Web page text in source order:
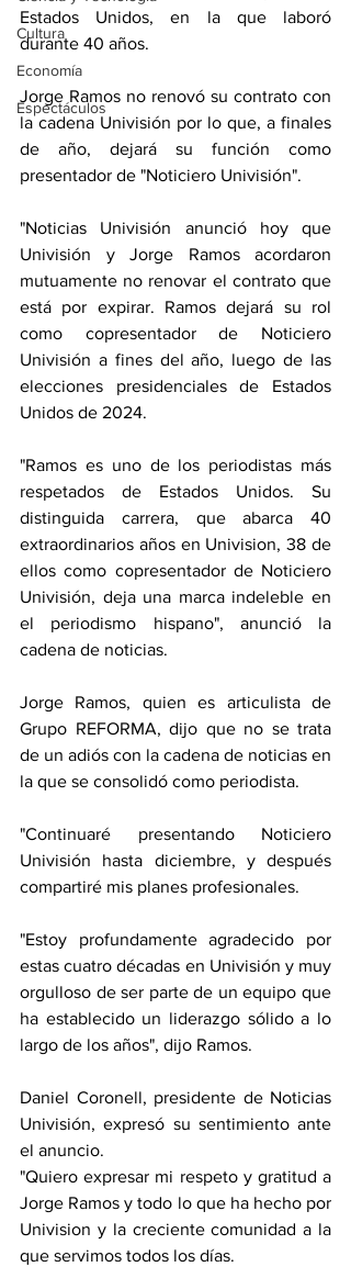
Cultura
Economía
Espectáculos
Estados Unidos, en la que laboró
durante 40 años.
Jorge Ramos no renovó su contrato con
la cadena Univisión por lo que, a finales
de año, dejará su función como
presentador de "Noticiero Univisión".
"Noticias Univisión anunció hoy que
Univisión y Jorge Ramos acordaron
mutuamente no renovar el contrato que
está por expirar. Ramos dejará su rol
como copresentador de Noticiero
Univisión a fines del año, luego de las
elecciones presidenciales de Estados
Unidos de 2024.
"Ramos es uno de los periodistas más
respetados de Estados Unidos. Su
distinguida carrera, que abarca 40
extraordinarios años en Univision, 38 de
ellos como copresentador de Noticiero
Univisión, deja una marca indeleble en
el periodismo hispano", anunció la
cadena de noticias.
Jorge Ramos, quien es articulista de
Grupo REFORMA, dijo que no se trata
de un adiós con la cadena de noticias en
la que se consolidó como periodista.
"Continuaré presentando Noticiero
Univisión hasta diciembre, y después
compartiré mis planes profesionales.
"Estoy profundamente agradecido por
estas cuatro décadas en Univisión y muy
orgulloso de ser parte de un equipo que
ha establecido un liderazgo sólido a lo
largo de los años", dijo Ramos.
Daniel Coronell, presidente de Noticias
Univisión, expresó su sentimiento ante
el anuncio.
"Quiero expresar mi respeto y gratitud a
Jorge Ramos y todo lo que ha hecho por
Univision y la creciente comunidad a la
que servimos todos los días.